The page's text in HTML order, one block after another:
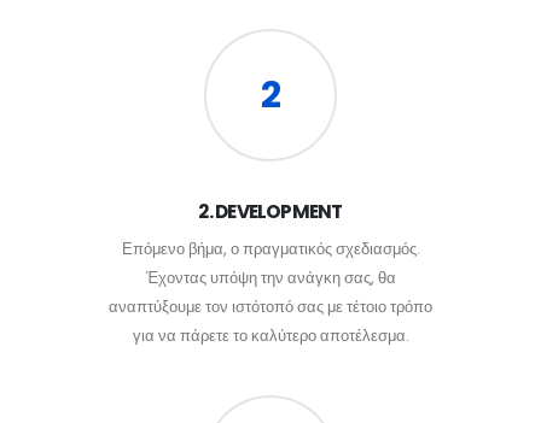
2
2. DEVELOPMENT
Επόμενο βήμα, ο πραγματικός σχεδιασμός.
Έχοντας υπόψη την ανάγκη σας, θα
αναπτύξουμε τον ιστότοπό σας με τέτοιο τρόπο
για να πάρετε το καλύτερο αποτέλεσμα.